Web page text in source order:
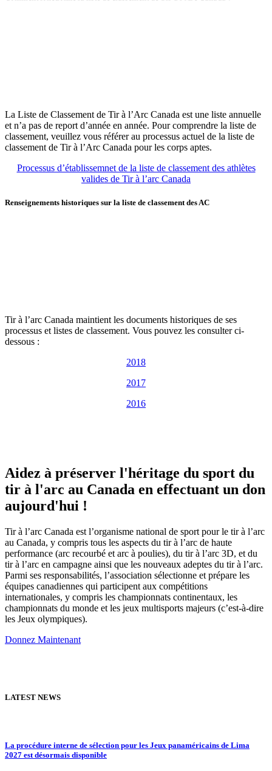
La Liste de Classement de Tir à l’Arc Canada est une liste annuelle
et n’a pas de report d’année en année. Pour comprendre la liste de
classement, veuillez vous référer au processus actuel de la liste de
classement de Tir à l’Arc Canada pour les corps aptes.
Processus d’établissemnet de la liste de classement des athlètes
valides de Tir à l’arc Canada
Renseignements historiques sur la liste de classement des AC
Tir à l’arc Canada maintient les documents historiques de ses
processus et listes de classement. Vous pouvez les consulter ci-
dessous :
2018
2017
2016
Aidez à préserver l'héritage du sport du
tir à l'arc au Canada en effectuant un don
aujourd'hui !
Tir à l’arc Canada est l’organisme national de sport pour le tir à l’arc
au Canada, y compris tous les aspects du tir à l’arc de haute
performance (arc recourbé et arc à poulies), du tir à l’arc 3D, et du
tir à l’arc en campagne ainsi que les nouveaux adeptes du tir à l’arc.
Parmi ses responsabilités, l’association sélectionne et prépare les
équipes canadiennes qui participent aux compétitions
internationales, y compris les championnats continentaux, les
championnats du monde et les jeux multisports majeurs (c’est-à-dire
les Jeux olympiques).
Donnez Maintenant
LATEST NEWS
La procédure interne de sélection pour les Jeux panaméricains de Lima
2027 est désormais disponible